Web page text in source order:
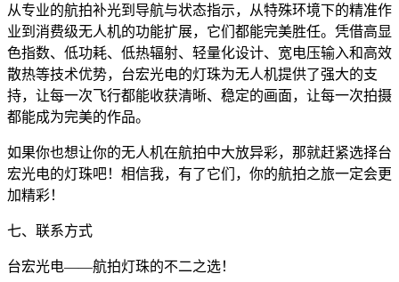
从专业的航拍补光到导航与状态指示，从特殊环境下的精准作
业到消费级无人机的功能扩展，它们都能完美胜任。凭借高显
色指数、低功耗、低热辐射、轻量化设计、宽电压输入和高效
散热等技术优势，台宏光电的灯珠为无人机提供了强大的支
持，让每一次飞行都能收获清晰、稳定的画面，让每一次拍摄
都能成为完美的作品。
如果你也想让你的无人机在航拍中大放异彩，那就赶紧选择台
宏光电的灯珠吧！相信我，有了它们，你的航拍之旅一定会更
加精彩！
七、联系方式
台宏光电——航拍灯珠的不二之选！